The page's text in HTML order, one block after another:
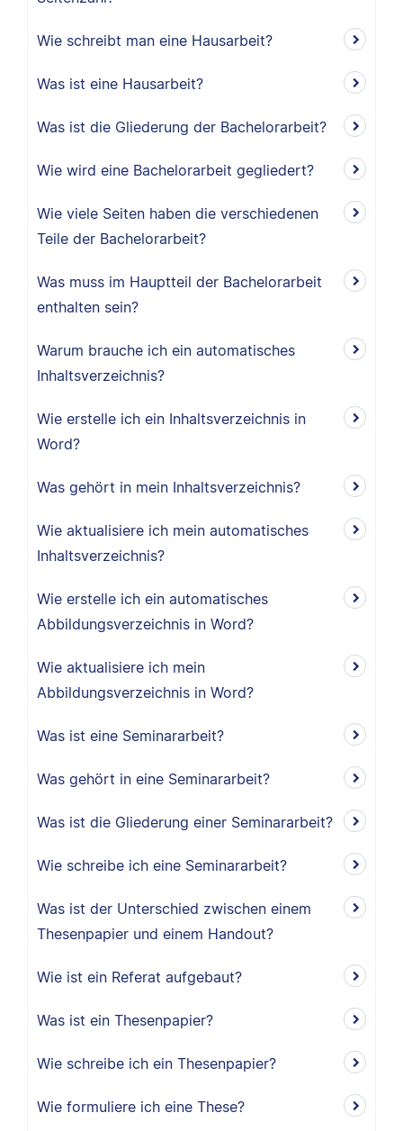
Wie schreibt man eine Hausarbeit?
Was ist eine Hausarbeit?
Was ist die Gliederung der Bachelorarbeit?
Wie wird eine Bachelorarbeit gegliedert?
Wie viele Seiten haben die verschiedenen
Teile der Bachelorarbeit?
Was muss im Hauptteil der Bachelorarbeit
enthalten sein?
Warum brauche ich ein automatisches
Inhaltsverzeichnis?
Wie erstelle ich ein Inhaltsverzeichnis in
Word?
Was gehört in mein Inhaltsverzeichnis?
Wie aktualisiere ich mein automatisches
Inhaltsverzeichnis?
Wie erstelle ich ein automatisches
Abbildungsverzeichnis in Word?
Wie aktualisiere ich mein
Abbildungsverzeichnis in Word?
Was ist eine Seminararbeit?
Was gehört in eine Seminararbeit?
Was ist die Gliederung einer Seminararbeit?
Wie schreibe ich eine Seminararbeit?
Was ist der Unterschied zwischen einem
Thesenpapier und einem Handout?
Wie ist ein Referat aufgebaut?
Was ist ein Thesenpapier?
Wie schreibe ich ein Thesenpapier?
Wie formuliere ich eine These?